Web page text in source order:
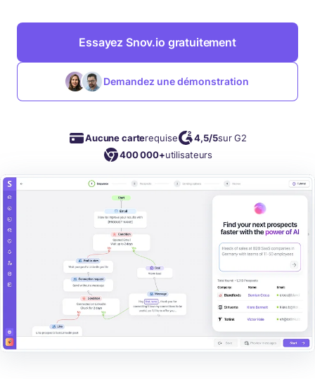
Essayez Snov.io gratuitement
Demandez une démonstration
Aucune carterequise 4,5/5sur G2
400 000+utilisateurs